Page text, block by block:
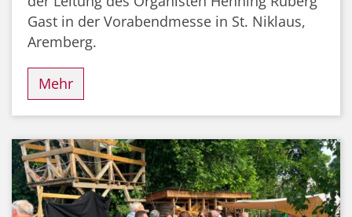
Gast in der Vorabendmesse in St. Niklaus,
Aremberg.
Mehr